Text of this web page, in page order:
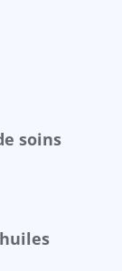
soins